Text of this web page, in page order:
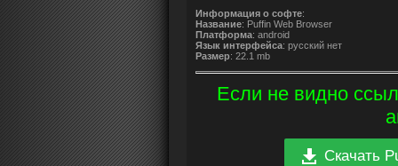
Информация о софте:
Название: Puffin Web Browser
Платформа: android
Язык интерфейса: русский нет
Размер: 22.1 mb
Если не видно
Скачать